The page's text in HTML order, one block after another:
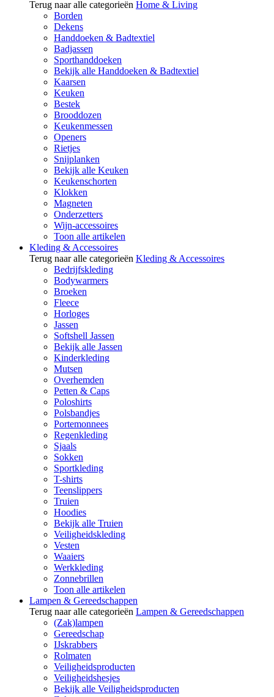
Terug naar alle categorieën Home & Living
Borden
Dekens
Handdoeken & Badtextiel
Badjassen
Sporthanddoeken
Bekijk alle Handdoeken & Badtextiel
Kaarsen
Keuken
Bestek
Brooddozen
Keukenmessen
Openers
Rietjes
Snijplanken
Bekijk alle Keuken
Keukenschorten
Klokken
Magneten
Onderzetters
Wijn-accessoires
Toon alle artikelen
Kleding & Accessoires
Terug naar alle categorieën Kleding & Accessoires
Bedrijfskleding
Bodywarmers
Broeken
Fleece
Horloges
Jassen
Softshell Jassen
Bekijk alle Jassen
Kinderkleding
Mutsen
Overhemden
Petten & Caps
Poloshirts
Polsbandjes
Portemonnees
Regenkleding
Sjaals
Sokken
Sportkleding
T-shirts
Teenslippers
Truien
Hoodies
Bekijk alle Truien
Veiligheidskleding
Vesten
Waaiers
Werkkleding
Zonnebrillen
Toon alle artikelen
Lampen & Gereedschappen
Terug naar alle categorieën Lampen & Gereedschappen
(Zak)lampen
Gereedschap
IJskrabbers
Rolmaten
Veiligheidsproducten
Veiligheidshesjes
Bekijk alle Veiligheidsproducten